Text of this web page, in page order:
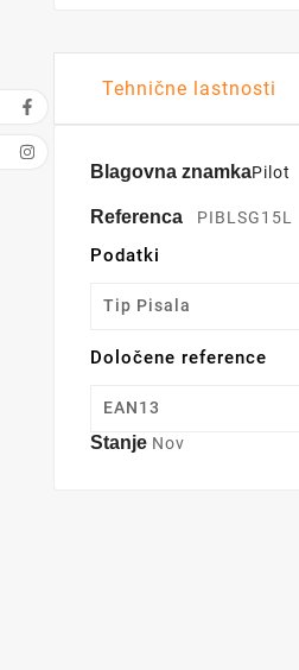
Tehnične lastnosti
Blagovna znamkaPilot
Referenca PIBLSG15L
Podatki
Tip Pisala
Določene reference
EAN13
Stanje Nov